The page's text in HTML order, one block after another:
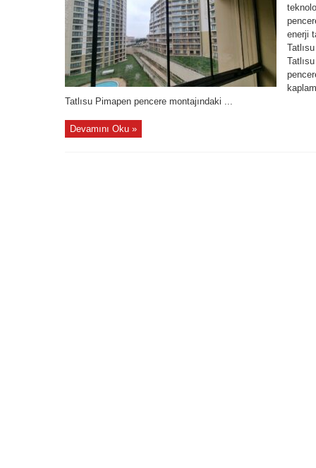
enerji
Tatlısu Pimapen pencere montajındaki ...
Devamını Oku »